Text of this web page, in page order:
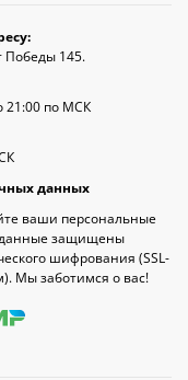
Победы 145.
21:00 по МСК
данных
ваши персональные
защищены
шифрования (SSL-
Мы заботимся о вас!